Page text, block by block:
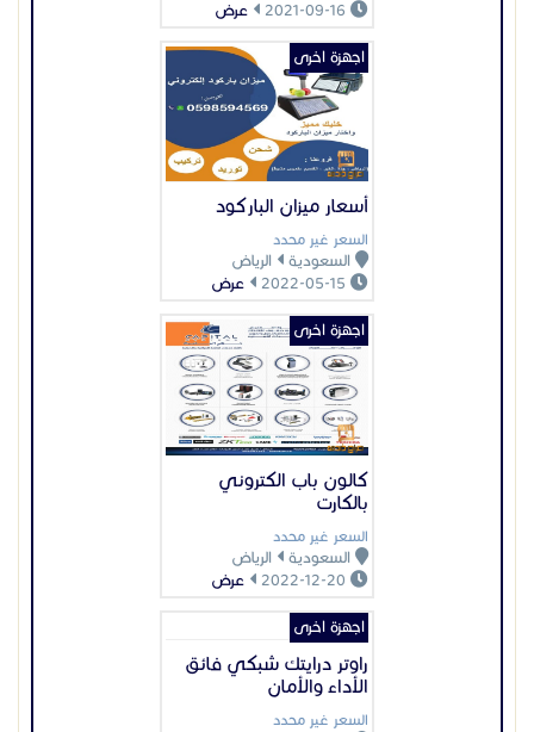
عرض
أسعار ميزان الباركود
السعر غير محدد
السعودية
الرياض
عرض
اجهزة اخرى
كالون باب الكتروني
بالكارت
السعر غير محدد
السعودية
الرياض
عرض
اجهزة اخرى
راوتر درايتك شبكي فائق
الأداء والأمان
السعر غير محدد
اجهزة اخرى